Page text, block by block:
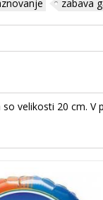
zabava
velikosti 20 cm. V